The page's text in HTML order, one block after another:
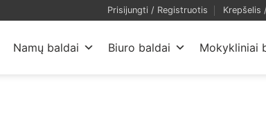
Prisijungti / Registruotis Krepšelis /
Namų baldai Biuro baldai Mokykliniai